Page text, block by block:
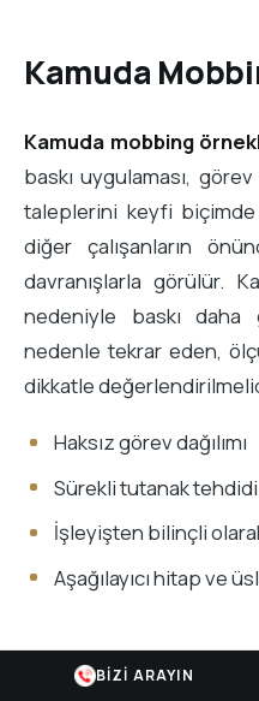
Kamuda
Kamuda mobbing
baskı uygulaması,
taleplerini keyfi biçimde
diğer çalışanların
davranışlarla görülür.
nedeniyle baskı daha
nedenle tekrar eden,
dikkatle
Haksız görev dağılımı
Sürekli tutanak tehdidi
İşleyişten bilinçli
Aşağılayıcı hitap ve
Mobbing
BIZI ARAYIN